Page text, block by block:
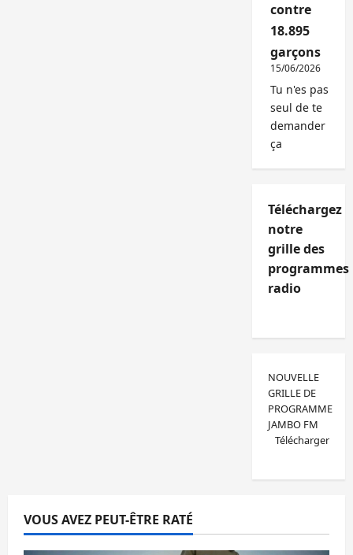
contre
18.895
garçons
15/06/2026
Tu n'es pas
seul de te
demander
ça
Téléchargez
notre
grille des
programmes
radio
NOUVELLE
GRILLE DE
PROGRAMME
JAMBO FM
Télécharger
VOUS AVEZ PEUT-ÊTRE RATÉ